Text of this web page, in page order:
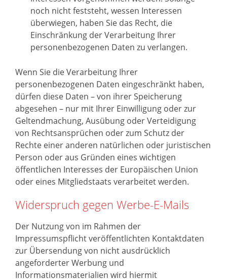
noch nicht feststeht, wessen Interessen
überwiegen, haben Sie das Recht, die
Einschränkung der Verarbeitung Ihrer
personenbezogenen Daten zu verlangen.
Wenn Sie die Verarbeitung Ihrer
personenbezogenen Daten eingeschränkt haben,
dürfen diese Daten – von ihrer Speicherung
abgesehen – nur mit Ihrer Einwilligung oder zur
Geltendmachung, Ausübung oder Verteidigung
von Rechtsansprüchen oder zum Schutz der
Rechte einer anderen natürlichen oder juristischen
Person oder aus Gründen eines wichtigen
öffentlichen Interesses der Europäischen Union
oder eines Mitgliedstaats verarbeitet werden.
Widerspruch gegen Werbe-E-Mails
Der Nutzung von im Rahmen der
Impressumspflicht veröffentlichten Kontaktdaten
zur Übersendung von nicht ausdrücklich
angeforderter Werbung und
Informationsmaterialien wird hiermit